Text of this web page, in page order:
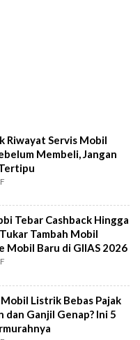
Riwayat Servis Mobil
Membeli, Jangan
Tebar Cashback Hingga
Tambah Mobil
Mobil Baru di GIIAS 2026
Listrik Bebas Pajak
dan Ganjil Genap? Ini 5